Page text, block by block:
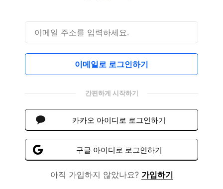
이메일로 로그인하기
간편하게 시작하기
카카오 아이디로 로그인하기
구글 아이디로 로그인하기
아직 가입하지 않았나요? 가입하기